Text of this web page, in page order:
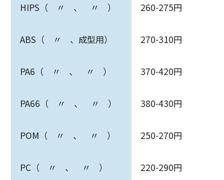
HIPS（ 〃 、 〃 ） 260-275円
ABS（ 〃 、成型用） 270-310円
PA6（ 〃 、 〃 ） 370-420円
PA66（ 〃 、 〃 ） 380-430円
POM（ 〃 、 〃 ） 250-270円
PC（ 〃 、 〃 ） 220-290円